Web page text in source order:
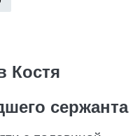
Костя
сержанта